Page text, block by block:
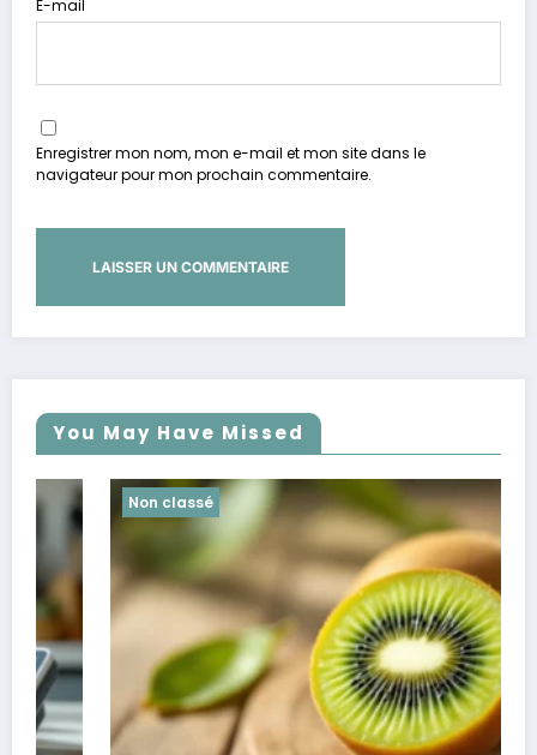
E-mail
Enregistrer mon nom, mon e-mail et mon site dans le
navigateur pour mon prochain commentaire.
You May Have Missed
Non classé